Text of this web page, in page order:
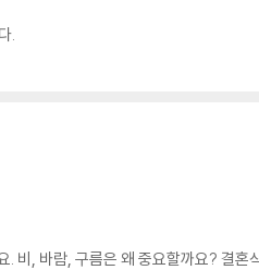
.
비, 바람, 구름은 왜 중요할까요? 결